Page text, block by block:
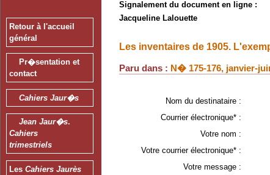
Retour à l'accueil
général
Pr�sentation et
contact
Cahiers Jaur�s
Jean Jaur�s.
Cahiers
trimestriels
Les Cahiers Jaurès
Signalement du document en ligne :
Jacqueline Lalouette
Les inventaires de 1905.
Paru dans : N� 175-176, janvier-
Nom du destinataire :
Courrier électronique* :
Votre nom :
Votre courrier électronique* :
Votre message :